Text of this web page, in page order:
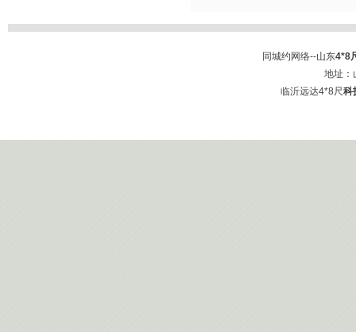
同城约网络--山东4*8
地址：
临沂远达4*8尺科